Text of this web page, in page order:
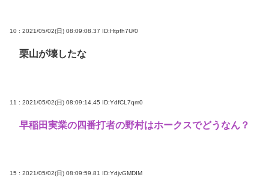
10 : 2021/05/02(日) 08:09:08.37 ID:Htpfh7U/0
栗山が壊したな
11 : 2021/05/02(日) 08:09:14.45 ID:YdfCL7qm0
早稲田実業の四番打者の野村はホークスでどうなん？
15 : 2021/05/02(日) 08:09:59.81 ID:YdjvGMDIM